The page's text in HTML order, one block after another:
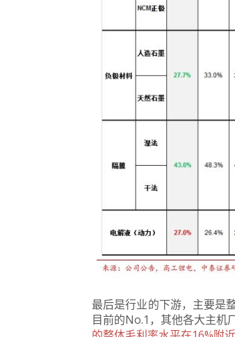
最后是行业的下游，主要是
目前的No.1，其他各大主机